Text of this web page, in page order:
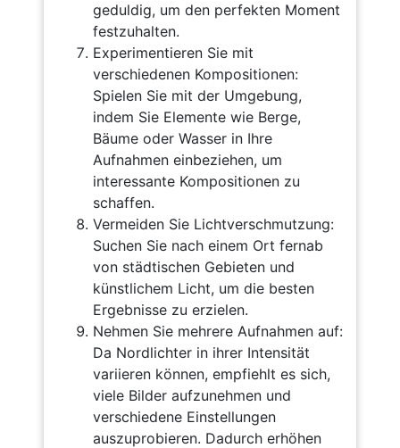
geduldig, um den perfekten Moment
festzuhalten.
Experimentieren Sie mit
verschiedenen Kompositionen:
Spielen Sie mit der Umgebung,
indem Sie Elemente wie Berge,
Bäume oder Wasser in Ihre
Aufnahmen einbeziehen, um
interessante Kompositionen zu
schaffen.
Vermeiden Sie Lichtverschmutzung:
Suchen Sie nach einem Ort fernab
von städtischen Gebieten und
künstlichem Licht, um die besten
Ergebnisse zu erzielen.
Nehmen Sie mehrere Aufnahmen auf:
Da Nordlichter in ihrer Intensität
variieren können, empfiehlt es sich,
viele Bilder aufzunehmen und
verschiedene Einstellungen
auszuprobieren. Dadurch erhöhen